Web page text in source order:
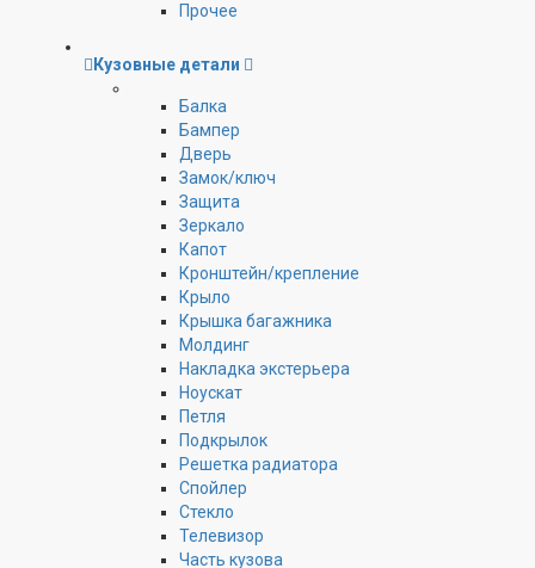
Прочее
Кузовные детали
Балка
Бампер
Дверь
Замок/ключ
Защита
Зеркало
Капот
Кронштейн/крепление
Крыло
Крышка багажника
Молдинг
Накладка экстерьера
Ноускат
Петля
Подкрылок
Решетка радиатора
Спойлер
Стекло
Телевизор
Часть кузова